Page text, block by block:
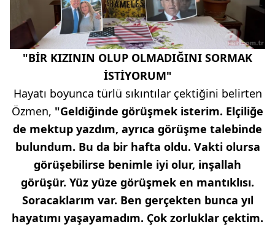
"BİR KIZININ OLUP OLMADIĞINI SORMAK
İSTİYORUM"
Hayatı boyunca türlü sıkıntılar çektiğini belirten
Özmen, "Geldiğinde görüşmek isterim. Elçiliğe
de mektup yazdım, ayrıca görüşme talebinde
bulundum. Bu da bir hafta oldu. Vakti olursa
görüşebilirse benimle iyi olur, inşallah
görüşür. Yüz yüze görüşmek en mantıklısı.
Soracaklarım var. Ben gerçekten bunca yıl
hayatımı yaşayamadım. Çok zorluklar çektim.